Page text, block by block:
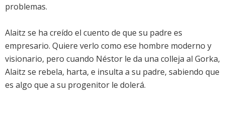
problemas.
Alaitz se ha creído el cuento de que su padre es
empresario. Quiere verlo como ese hombre moderno y
visionario, pero cuando Néstor le da una colleja al Gorka,
Alaitz se rebela, harta, e insulta a su padre, sabiendo que
es algo que a su progenitor le dolerá.